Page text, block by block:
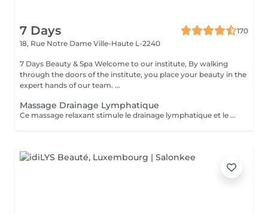
7 Days
170
18, Rue Notre Dame Ville-Haute L-2240
7 Days Beauty & Spa Welcome to our institute, By walking
through the doors of the institute, you place your beauty in the
expert hands of our team. ...
Massage Drainage Lymphatique
Ce massage relaxant stimule le drainage lymphatique et le métabolisme du corps par sa désacidification et renforce le système immunitaire. Rituel beauté quotidien, moment rien qu'à soi, instant privilégié cocooning du week-end. Les moments pour prendre soin de soi sont rares et pourtant si importants. Votre peau a besoin d'hydratation, votre corps a besoin d'être chouchouté à bien des égards. Trop souvent mis de côté, les massages professionnels du corps sont pourtant indispensables à votre bien-être et permettent de concentrer le massage aux endroits désirés.